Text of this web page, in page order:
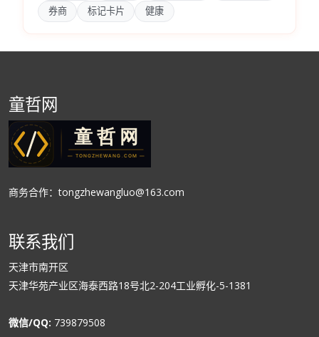
券商
标记卡片 健康
童哲网
商务合作：tongzhewangluo@163.com
联系我们
天津市南开区
天津华苑产业区海泰西路18号北2-204工业孵化-5-1381
微信/QQ: 739879508